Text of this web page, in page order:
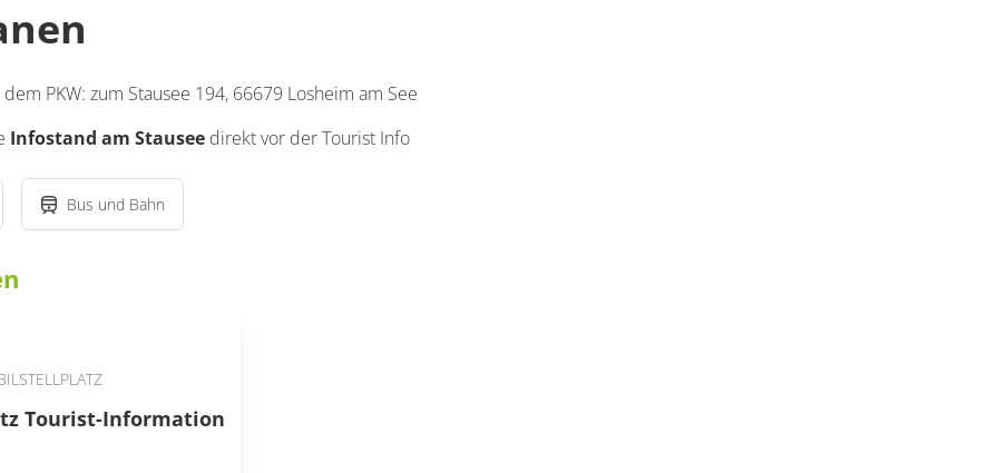
PKW: zum Stausee 194, 66679 Losheim am See
Infostand am Stausee direkt vor der Tourist Info
Bus und Bahn
Tourist-Information